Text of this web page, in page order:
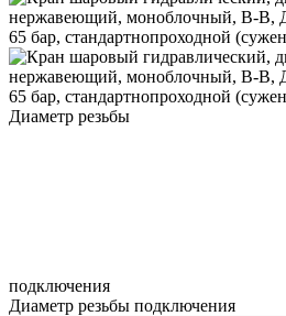
Диаметр резьбы
подключения
Диаметр резьбы подключения